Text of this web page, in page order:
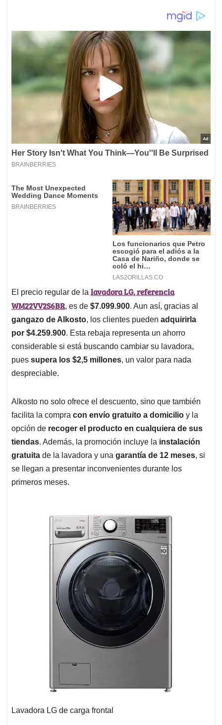
El precio regular de la lavadora LG, referencia
WM22VV2S6BR, es de $7.099.900. Aun así, gracias al
gangazo de Alkosto, los clientes pueden adquirirla
por $4.259.900. Esta rebaja representa un ahorro
considerable si está buscando cambiar su lavadora,
pues supera los $2,5 millones, un valor para nada
despreciable.
Alkosto no solo ofrece el descuento, sino que también
facilita la compra con envío gratuito a domicilio y la
opción de recoger el producto en cualquiera de sus
tiendas. Además, la promoción incluye la instalación
gratuita de la lavadora y una garantía de 12 meses, si
se llegan a presentar inconvenientes durante los
primeros meses.
Lavadora LG de carga frontal